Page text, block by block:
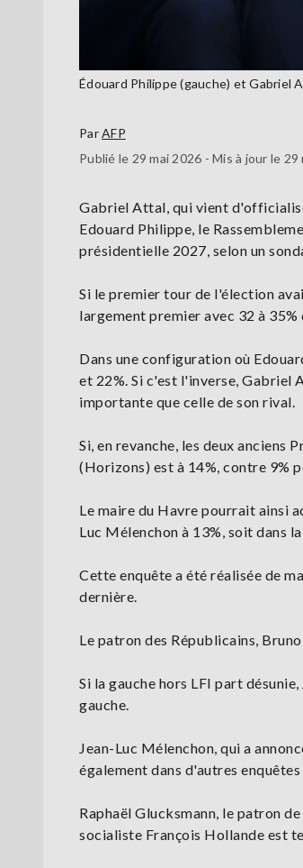
Édouard Philippe (gauche) et Gabriel
ParAFP
Publié le 29 mai 2026 - Mis à jour le 29
Gabriel Attal, qui vient
Edouard Philippe, le
présidentielle 2027, selon un
Si le premier tour de l'élection
largement premier avec 32 à
Dans une configuration où
et 22%. Si c'est l'inverse, Gabriel
importante que celle de son rival.
Si, en revanche, les deux anciens
(Horizons) est à 14%, contre 9%
Le maire du Havre pourrait ainsi
Luc Mélenchon à 13%, soit dans
Cette enquête a été réalisée de
dernière.
Le patron des Républicains,
Si la gauche hors LFI part
gauche.
Jean-Luc Mélenchon, qui a
également dans d'autres
Raphaël Glucksmann, le patron
socialiste François Hollande est